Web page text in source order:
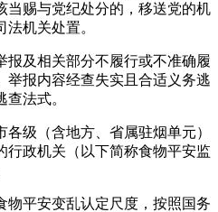
当赐与党纪处分的，移送党的机
机关处置。
及相关部分不履行或不准确履
举报内容经查失实且合适义务逃
法式。
级（含地方、省属驻烟单元）
行政机关（以下简称食物平安监
平安变乱认定尺度，按照国务